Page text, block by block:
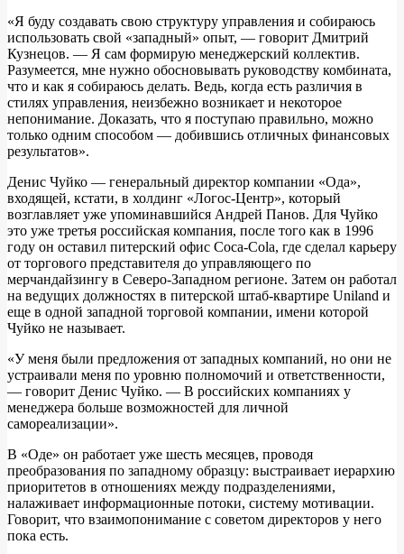
«Я буду создавать свою структуру управления и собираюсь
использовать свой «западный» опыт, — говорит Дмитрий
Кузнецов. — Я сам формирую менеджерский коллектив.
Разумеется, мне нужно обосновывать руководству комбината,
что и как я собираюсь делать. Ведь, когда есть различия в
стилях управления, неизбежно возникает и некоторое
непонимание. Доказать, что я поступаю правильно, можно
только одним способом — добившись отличных финансовых
результатов».
Денис Чуйко — генеральный директор компании «Ода»,
входящей, кстати, в холдинг «Логос-Центр», который
возглавляет уже упоминавшийся Андрей Панов. Для Чуйко
это уже третья российская компания, после того как в 1996
году он оставил питерский офис Coca-Cola, где сделал карьеру
от торгового представителя до управляющего по
мерчандайзингу в Северо-Западном регионе. Затем он работал
на ведущих должностях в питерской штаб-квартире Uniland и
еще в одной западной торговой компании, имени которой
Чуйко не называет.
«У меня были предложения от западных компаний, но они не
устраивали меня по уровню полномочий и ответственности,
— говорит Денис Чуйко. — В российских компаниях у
менеджера больше возможностей для личной
самореализации».
В «Оде» он работает уже шесть месяцев, проводя
преобразования по западному образцу: выстраивает иерархию
приоритетов в отношениях между подразделениями,
налаживает информационные потоки, систему мотивации.
Говорит, что взаимопонимание с советом директоров у него
пока есть.